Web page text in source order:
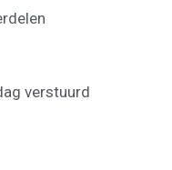
verstuurd